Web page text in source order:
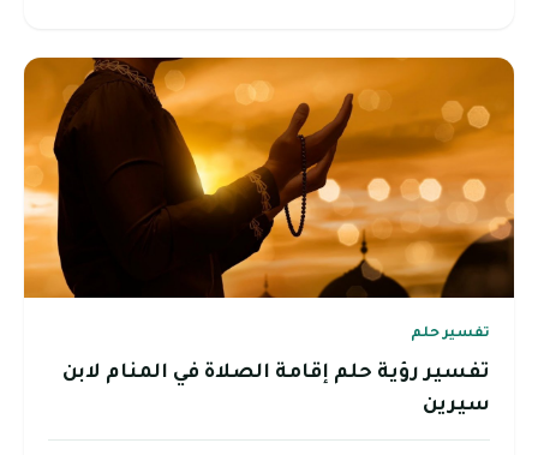
تفسير حلم
تفسير رؤية حلم إقامة الصلاة في المنام لابن
سيرين